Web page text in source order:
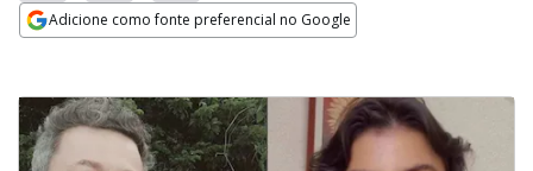
Adicione como fonte preferencial no Google